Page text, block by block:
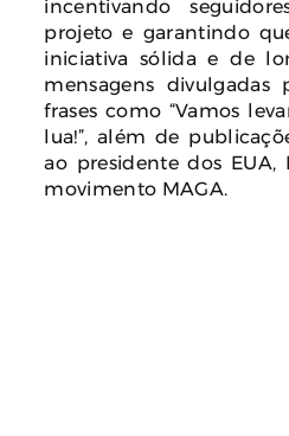
incentivando
projeto e garantindo
iniciativa sólida e de
mensagens divulgadas
frases como “Vamos
lua!”, além de
ao presidente dos EUA,
movimento MAGA.